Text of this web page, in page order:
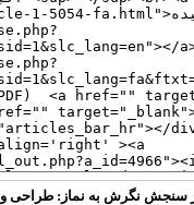
نگرش به نماز: طراحی و